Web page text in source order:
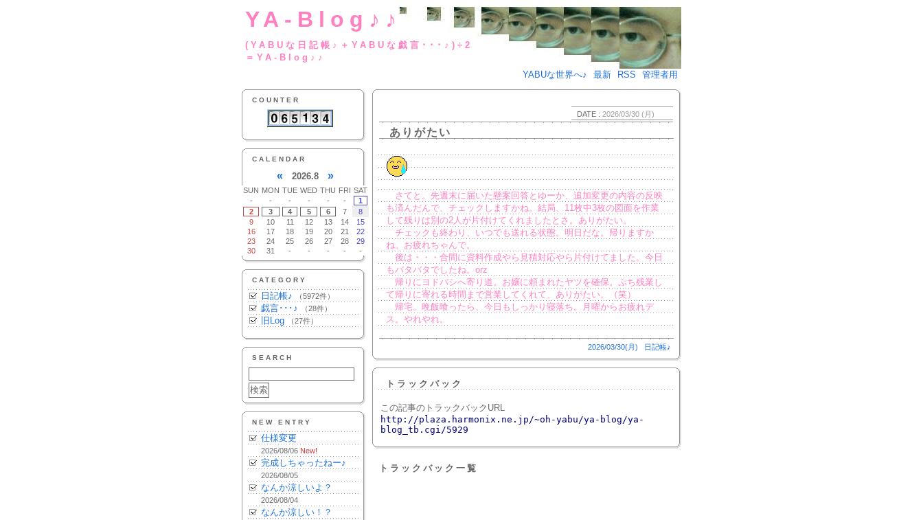
YA-Blog♪♪
(YABUな日記帳♪＋YABUな戯言･･･♪)÷2
＝YA-Blog♪♪
YABUな世界へ♪
最新 RSS 管理者用
COUNTER
CALENDAR
« 2026.8 »
SUN MON TUE WED THU FRI SAT
-
- - - - -
1
2
3 4 5 6 7
8
9
10 11 12 13 14
15
16
17 18 19 20 21
22
23
24 25 26 27 28
29
30
31 - - - - -
CATEGORY
日記帳♪ （5972件）
戯言･･･♪ （28件）
旧Log （27件）
SEARCH
NEW ENTRY
仕様変更
2026/08/06 New!
完成しちゃったねー♪
2026/08/05
なんか涼しいよ？
2026/08/04
なんか涼しい！？
DATE : 2026/03/30 (月)
ありがたい
さてと。先週末に届いた懸案回答とゆーか、追加変更の内容の反映
も済んだんで、チェックしますかね。結局、11枚中3枚の図面を作業
して残りは別の2人が片付けてくれましたとさ。ありがたい。
チェックも終わり、いつでも送れる状態。明日だな。帰りますか
ね。お疲れちゃんで。
後は・・・合間に資料作成やら見積対応やら片付けてました。今日
もバタバタでしたね。orz
帰りにヨドバシへ寄り道。お嬢に頼まれたヤツを確保。ぷち残業し
て帰りに寄れる時間まで営業してくれて、ありがたい。（笑）
帰宅。晩飯喰ったら、今日もしっかり寝落ち。月曜からお疲れデ
ス。やれやれ。
2026/03/30(月) 日記帳♪
トラックバック
この記事のトラックバックURL
http://plaza.harmonix.ne.jp/~oh-yabu/ya-blog/ya-
blog_tb.cgi/5929
トラックバック一覧